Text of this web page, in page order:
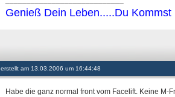
Genieß Dein Leben.....Du
erstellt am 13.03.2006 um 16:44:48
Habe die ganz normal front vom Facelift. Keine M-